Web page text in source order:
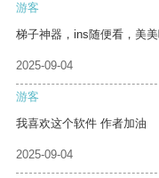
游客
梯子神器，ins随便看，美美
2025-09-04
游客
我喜欢这个软件 作者加油
2025-09-04